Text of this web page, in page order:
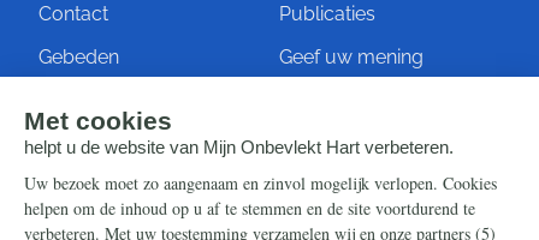
Contact
Gebeden
Publicaties
Geef uw mening
Steun ons
Nieuwsbrief
Info
Contact